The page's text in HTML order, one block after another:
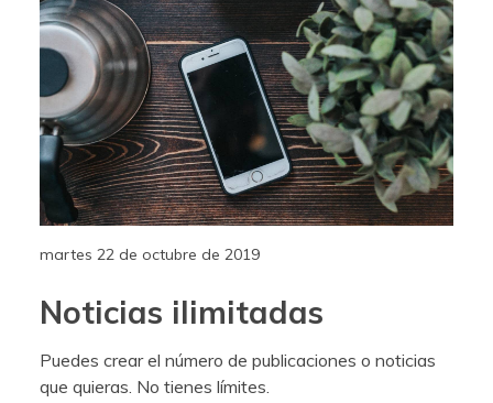
martes 22 de octubre de 2019
Noticias ilimitadas
Puedes crear el número de publicaciones o noticias
que quieras. No tienes límites.